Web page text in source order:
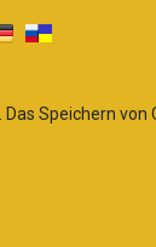
Speichern